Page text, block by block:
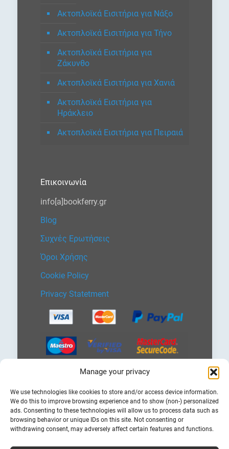
Manage your privacy
We use technologies like cookies to store and/or access device information.
We do this to improve browsing experience and to show (non-) personalized
ads. Consenting to these technologies will allow us to process data such as
browsing behavior or unique IDs on this site. Not consenting or
withdrawing consent, may adversely affect certain features and functions.
Ακτοπλοϊκά Εισιτήρια για Νάξο
Ακτοπλοϊκά Εισιτήρια για Τήνο
Ακτοπλοϊκά Εισιτήρια για
Ζάκυνθο
Ακτοπλοϊκά Εισιτήρια για Χανιά
Ακτοπλοϊκά Εισιτήρια για
Ηράκλειο
Ακτοπλοϊκά Εισιτήρια για Πειραιά
Επικοινωνία
info[a]bookferry.gr
Blog
Συχνές Ερωτήσεις
Όροι Χρήσης
Cookie Policy
Privacy Statetment
μια
γλώσσα